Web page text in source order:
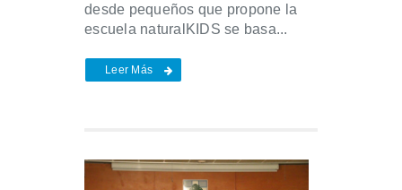
desde pequeños que propone la
escuela naturalKIDS se basa...
Leer Más